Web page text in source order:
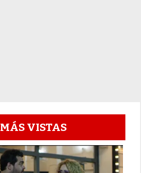
MÁS VISTAS
1